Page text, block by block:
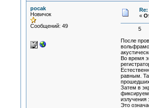
pocak
Новичок
Сообщений: 49
«
5
После
Во время
равным.
прошедших
Затем в
излучения
Это